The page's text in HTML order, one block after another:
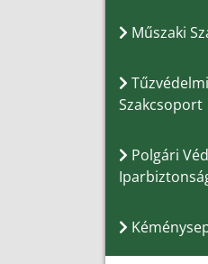
Műszaki
Szakcsoport
Polgári